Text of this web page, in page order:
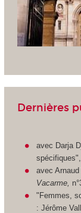
Dernières
avec Darja
avec
Vacarme,
"Femmes,
: Jérôme